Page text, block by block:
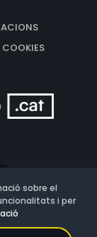
sobre el
i per